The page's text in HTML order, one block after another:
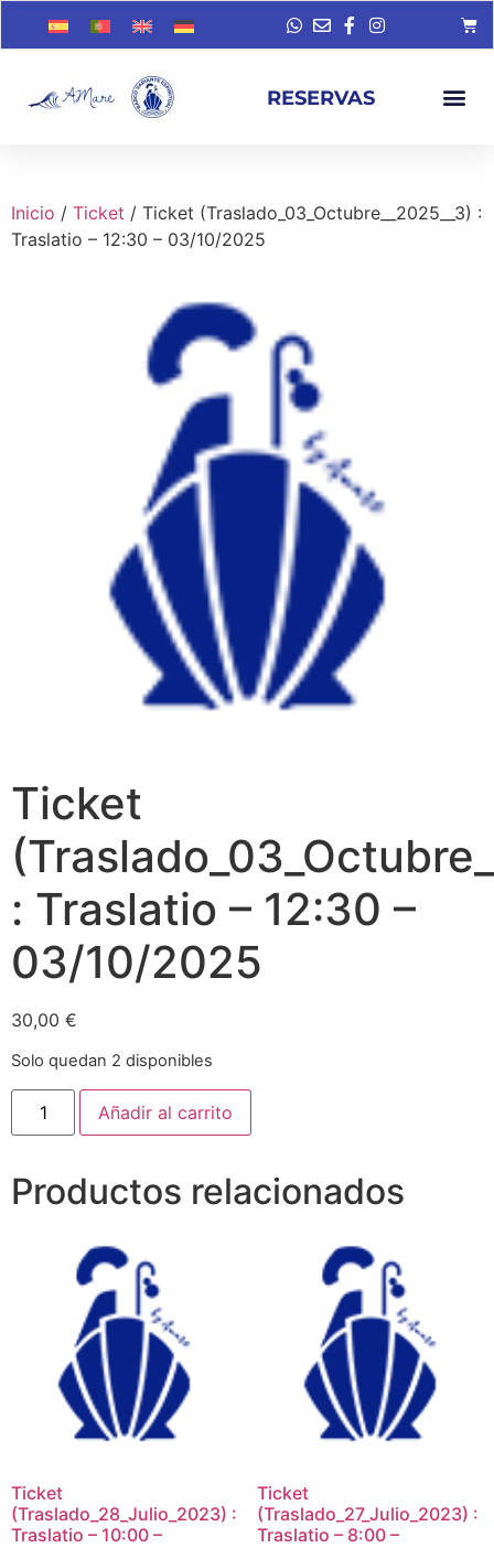
RESERVAS
Inicio / Ticket / Ticket (Traslado_03_Octubre__2025__3) :
Traslatio – 12:30 – 03/10/2025
Ticket
: Traslatio – 12:30 –
03/10/2025
30,00 €
Solo quedan 2 disponibles
Añadir al carrito
Productos relacionados
Ticket
(Traslado_28_Julio_2023) :
Traslatio – 10:00 –
Ticket
(Traslado_27_Julio_2023) :
Traslatio – 8:00 –